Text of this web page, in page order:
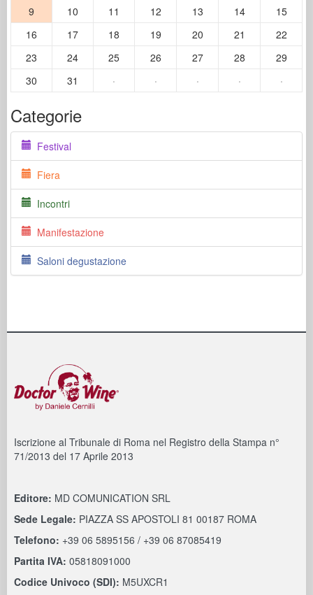
9 10 11 12 13 14
15
16
17 18 19 20 21
22
23
24 25 26 27 28
29
30
31 · · · · ·
Categorie
Festival
Fiera
Incontri
Manifestazione
Saloni degustazione
Iscrizione al Tribunale di Roma nel Registro della Stampa n°
71/2013 del 17 Aprile 2013
Editore: MD COMUNICATION SRL
Sede Legale: PIAZZA SS APOSTOLI 81 00187 ROMA
Telefono: +39 06 5895156 / +39 06 87085419
Partita IVA: 05818091000
Codice Univoco (SDI): M5UXCR1